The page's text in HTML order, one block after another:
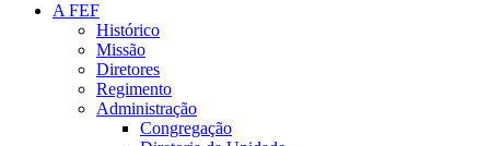
A FEF
Histórico
Missão
Diretores
Regimento
Administração
Congregação